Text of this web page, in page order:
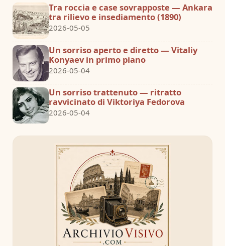
Tra roccia e case sovrapposte — Ankara
tra rilievo e insediamento (1890)
2026-05-05
Un sorriso aperto e diretto — Vitaliy
Konyaev in primo piano
2026-05-04
Un sorriso trattenuto — ritratto
ravvicinato di Viktoriya Fedorova
2026-05-04